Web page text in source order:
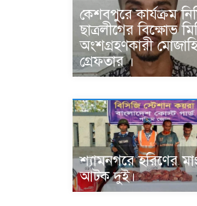
কেশবপুরে কার্যক্রম
ছাত্রলীগের বিক্ষোভ
অংশগ্রহণকারী
গ্রেফতার ।
শ্যামনগরে হরিণের
আটক দুই।